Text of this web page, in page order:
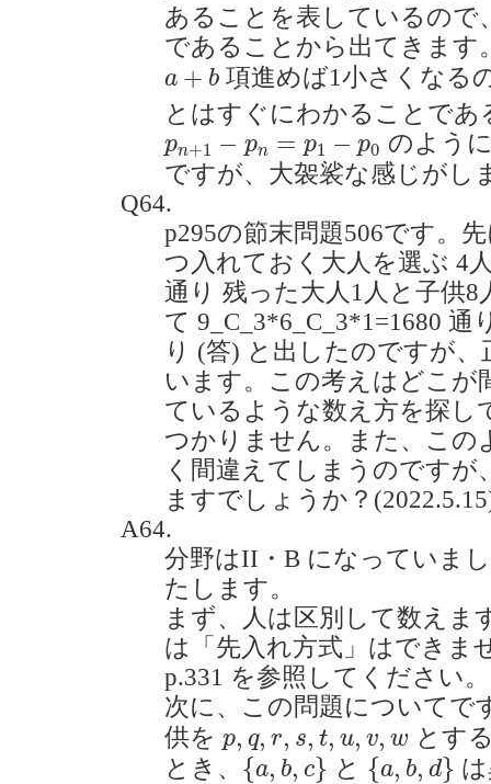
あることを表しているので
であることから出てきます
a + b
a+ b
項進めば1小さくなる
とはすぐにわかることであ
pn+1 − pn = p1 − p0
p + − pn p1 − 0
のよう
ですが、大袈裟な感じがし
Q64.
p295の節末問題506です。
つ入れておく大人を選ぶ 4
通り 残った大人1人と子供
て 9_C_3*6_C_3*1=1680 通
り (答) と出したのですが
います。この考えはどこが
ているような数え方を探し
つかりません。また、この
く間違えてしまうのです
ますでしょうか？
A64.
分野はII・B になっていま
たします。
まず、人は区別して数えま
は「先入れ方式」はできま
p.331 を参照してください。
次に、この問題についてで
供を p, q, r, s, t, u, v, w
p q, ,s t, u,v ,w
とす
とき、 {a, b, c}
{a b, } と {a, b, d}
{a b, d}